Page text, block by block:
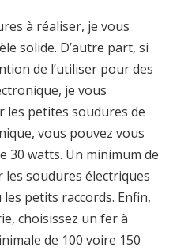
à réaliser, je vous
solide. D’autre part, si
de l’utiliser pour des
je vous
les petites soudures de
vous pouvez vous
30 watts. Un minimum de
soudures électriques
petits raccords. Enfin,
choisissez un fer à
de 100 voire 150